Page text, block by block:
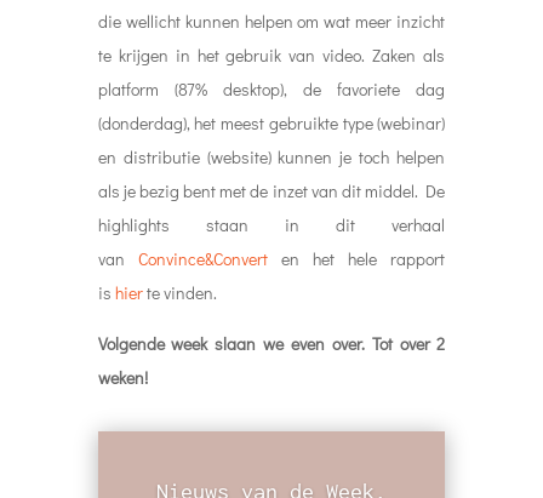
die wellicht kunnen helpen om wat meer inzicht
te krijgen in het gebruik van video. Zaken als
platform (87% desktop), de favoriete dag
(donderdag), het meest gebruikte type (webinar)
en distributie (website) kunnen je toch helpen
als je bezig bent met de inzet van dit middel. De
highlights staan in dit verhaal
van Convince&Converten het hele rapport
is hierte vinden.
Volgende week slaan we even over. Tot over 2
weken!
Nieuws van de Week,